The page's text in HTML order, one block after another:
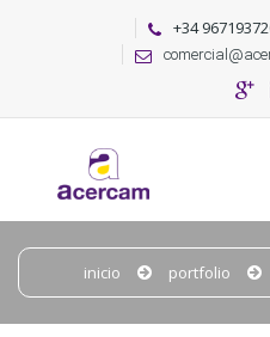
+34
inicio portfolio